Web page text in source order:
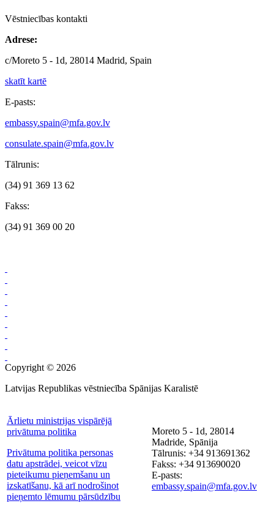
Vēstniecības kontakti
Adrese:
c/Moreto 5 - 1d, 28014 Madrid, Spain
skatīt kartē
E-pasts:
embassy.spain@mfa.gov.lv
consulate.spain@mfa.gov.lv
Tālrunis:
(34) 91 369 13 62
Fakss:
(34) 91 369 00 20
Copyright © 2026
Latvijas Republikas vēstniecība Spānijas Karalistē
Ārlietu ministrijas vispārējā
privātuma politika
Privātuma politika personas
datu apstrādei, veicot vīzu
pieteikumu pieņemšanu un
izskatīšanu, kā arī nodrošinot
pieņemto lēmumu pārsūdzību
Moreto 5 - 1d, 28014
Madride, Spānija
Tālrunis: +34 913691362
Fakss: +34 913690020
E-pasts:
embassy.spain@mfa.gov.lv